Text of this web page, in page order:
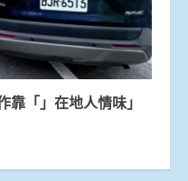
「」在地人情味」